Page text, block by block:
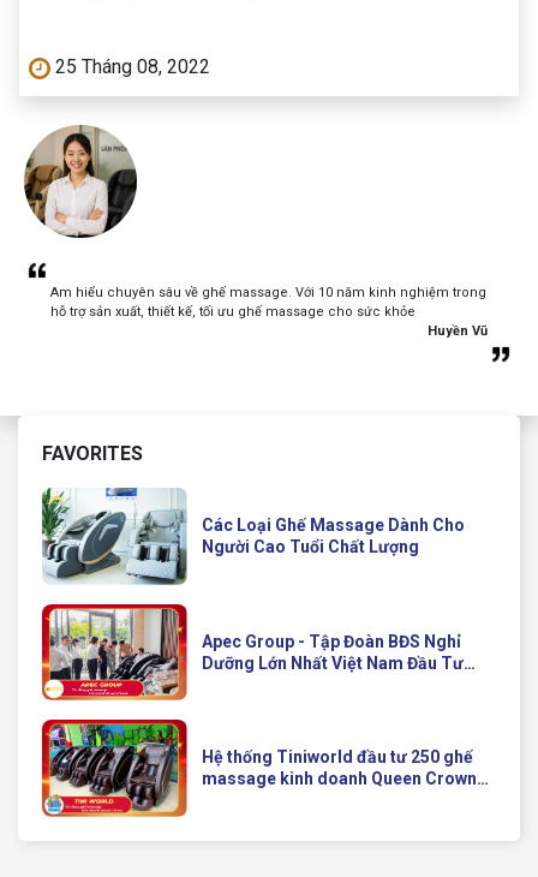
25 Tháng 08, 2022
Am hiểu chuyên sâu về ghế massage. Với 10 năm kinh nghiệm trong
hỗ trợ sản xuất, thiết kế, tối ưu ghế massage cho sức khỏe
Huyền Vũ
FAVORITES
Các Loại Ghế Massage Dành Cho
Người Cao Tuổi Chất Lượng
Apec Group - Tập Đoàn BĐS Nghỉ
Dưỡng Lớn Nhất Việt Nam Đầu Tư
Hệ thống Tiniworld đầu tư 250 ghế
massage kinh doanh Queen Crown